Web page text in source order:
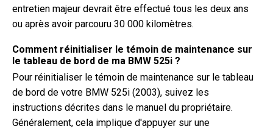
entretien majeur devrait être effectué tous les deux ans
ou après avoir parcouru 30 000 kilomètres.
Comment réinitialiser le témoin de maintenance sur
le tableau de bord de ma BMW 525i ?
Pour réinitialiser le témoin de maintenance sur le tableau
de bord de votre BMW 525i (2003), suivez les
instructions décrites dans le manuel du propriétaire.
Généralement, cela implique d'appuyer sur une